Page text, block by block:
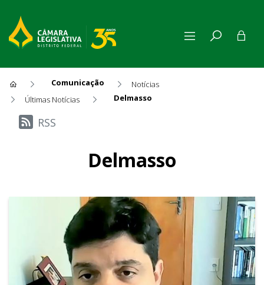
Comunicação
Notícias
Últimas Notícias
Delmasso
Últimas Notícias
RSS
Delmasso